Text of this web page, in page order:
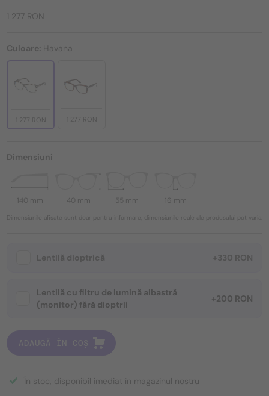
1 277 RON
Culoare: Havana
1 277 RON 1 277 RON
Dimensiuni
140 mm 40 mm 55 mm 16 mm
Dimensiunile afișate sunt doar pentru informare, dimensiunile reale ale produsului pot varia.
Lentilă dioptrică +330 RON
Lentilă cu filtru de lumină albastră
(monitor) fără dioptrii
+200 RON
ADAUGĂ ÎN COȘ
În stoc, disponibil imediat în magazinul nostru